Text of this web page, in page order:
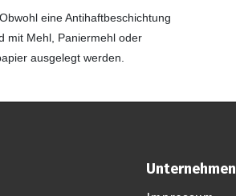
eine Antihaftbeschichtung
mit Mehl, Paniermehl oder
ausgelegt werden.
Unternehmen